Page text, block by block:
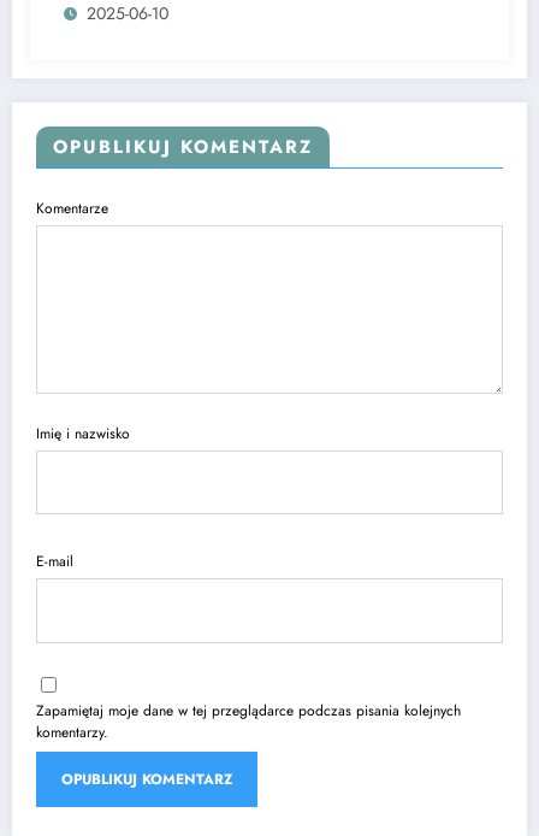
2025-06-10
OPUBLIKUJ KOMENTARZ
Komentarze
Imię i nazwisko
E-mail
Zapamiętaj moje dane w tej przeglądarce podczas pisania kolejnych
komentarzy.